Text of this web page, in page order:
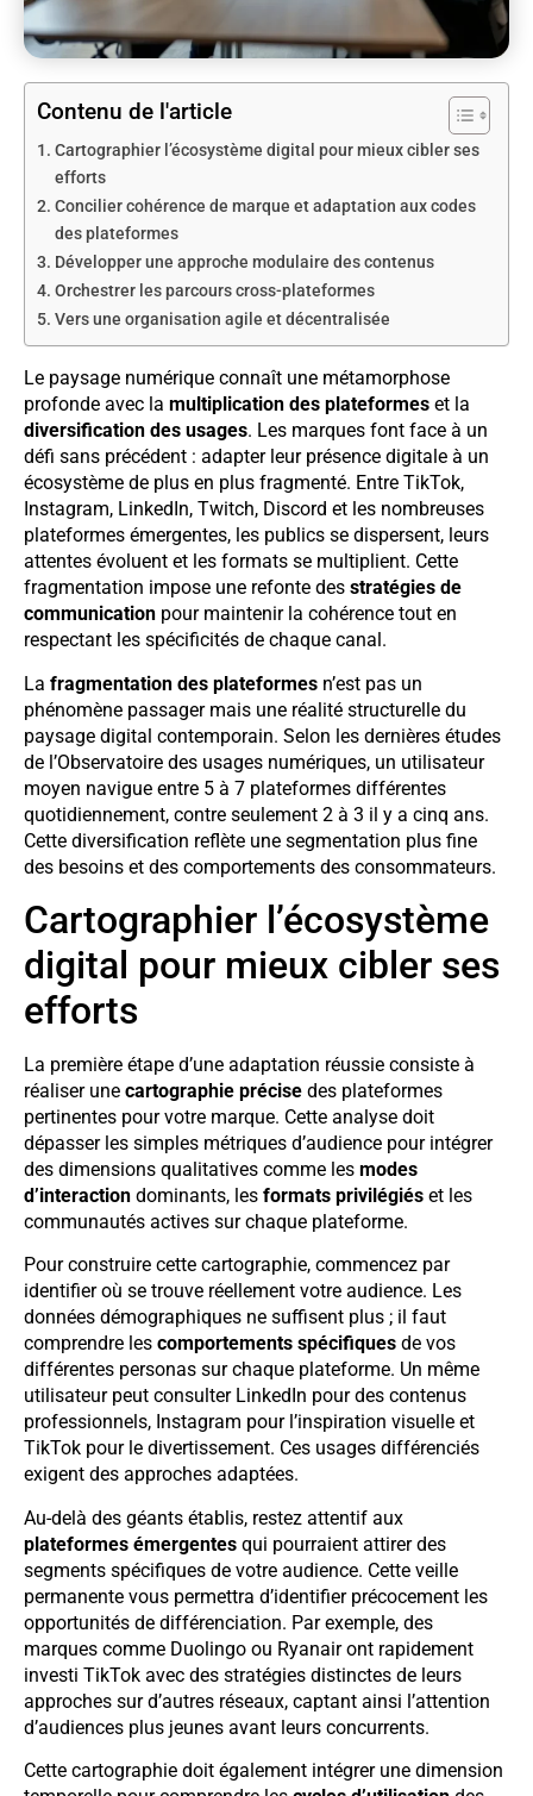
Contenu de l'article
Cartographier l’écosystème digital pour mieux cibler ses
efforts
Concilier cohérence de marque et adaptation aux codes
des plateformes
Développer une approche modulaire des contenus
Orchestrer les parcours cross-plateformes
Vers une organisation agile et décentralisée
Le paysage numérique connaît une métamorphose
profonde avec la multiplication des plateformes et la
diversification des usages. Les marques font face à un
défi sans précédent : adapter leur présence digitale à un
écosystème de plus en plus fragmenté. Entre TikTok,
Instagram, LinkedIn, Twitch, Discord et les nombreuses
plateformes émergentes, les publics se dispersent, leurs
attentes évoluent et les formats se multiplient. Cette
fragmentation impose une refonte des stratégies de
communication pour maintenir la cohérence tout en
respectant les spécificités de chaque canal.
La fragmentation des plateformes n’est pas un
phénomène passager mais une réalité structurelle du
paysage digital contemporain. Selon les dernières études
de l’Observatoire des usages numériques, un utilisateur
moyen navigue entre 5 à 7 plateformes différentes
quotidiennement, contre seulement 2 à 3 il y a cinq ans.
Cette diversification reflète une segmentation plus fine
des besoins et des comportements des consommateurs.
Cartographier l’écosystème
digital pour mieux cibler ses
efforts
La première étape d’une adaptation réussie consiste à
réaliser une cartographie précise des plateformes
pertinentes pour votre marque. Cette analyse doit
dépasser les simples métriques d’audience pour intégrer
des dimensions qualitatives comme les modes
d’interaction dominants, les formats privilégiés et les
communautés actives sur chaque plateforme.
Pour construire cette cartographie, commencez par
identifier où se trouve réellement votre audience. Les
données démographiques ne suffisent plus ; il faut
comprendre les comportements spécifiques de vos
différentes personas sur chaque plateforme. Un même
utilisateur peut consulter LinkedIn pour des contenus
professionnels, Instagram pour l’inspiration visuelle et
TikTok pour le divertissement. Ces usages différenciés
exigent des approches adaptées.
Au-delà des géants établis, restez attentif aux
plateformes émergentes qui pourraient attirer des
segments spécifiques de votre audience. Cette veille
permanente vous permettra d’identifier précocement les
opportunités de différenciation. Par exemple, des
marques comme Duolingo ou Ryanair ont rapidement
investi TikTok avec des stratégies distinctes de leurs
approches sur d’autres réseaux, captant ainsi l’attention
d’audiences plus jeunes avant leurs concurrents.
Cette cartographie doit également intégrer une dimension